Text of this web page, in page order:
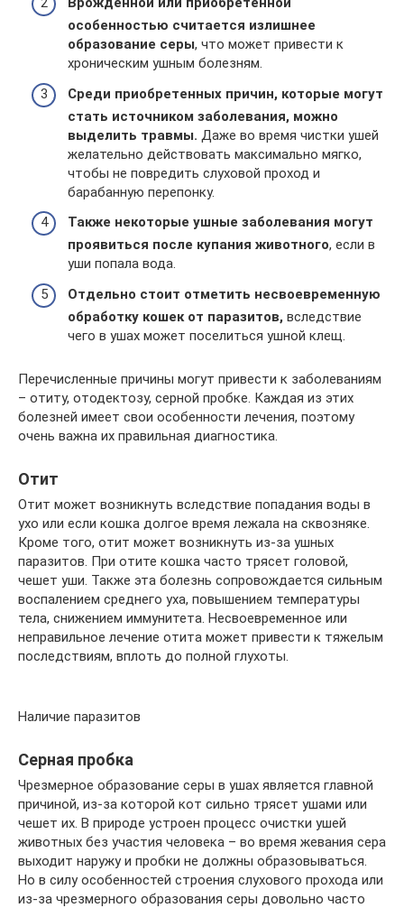
особенностью считается излишнее
образование серы, что может привести к
хроническим ушным болезням.
Среди приобретенных причин, которые могут
стать источником заболевания, можно
выделить травмы. Даже во время чистки ушей
желательно действовать максимально мягко,
чтобы не повредить слуховой проход и
барабанную перепонку.
Также некоторые ушные заболевания могут
проявиться после купания животного, если в
уши попала вода.
Отдельно стоит отметить несвоевременную
обработку кошек от паразитов, вследствие
чего в ушах может поселиться ушной клещ.
Перечисленные причины могут привести к заболеваниям
– отиту, отодектозу, серной пробке. Каждая из этих
болезней имеет свои особенности лечения, поэтому
очень важна их правильная диагностика.
Отит
Отит может возникнуть вследствие попадания воды в
ухо или если кошка долгое время лежала на сквозняке.
Кроме того, отит может возникнуть из-за ушных
паразитов. При отите кошка часто трясет головой,
чешет уши. Также эта болезнь сопровождается сильным
воспалением среднего уха, повышением температуры
тела, снижением иммунитета. Несвоевременное или
неправильное лечение отита может привести к тяжелым
последствиям, вплоть до полной глухоты.
Наличие паразитов
Серная пробка
Чрезмерное образование серы в ушах является главной
причиной, из-за которой кот сильно трясет ушами или
чешет их. В природе устроен процесс очистки ушей
животных без участия человека – во время жевания сера
выходит наружу и пробки не должны образовываться.
Но в силу особенностей строения слухового прохода или
из-за чрезмерного образования серы довольно часто